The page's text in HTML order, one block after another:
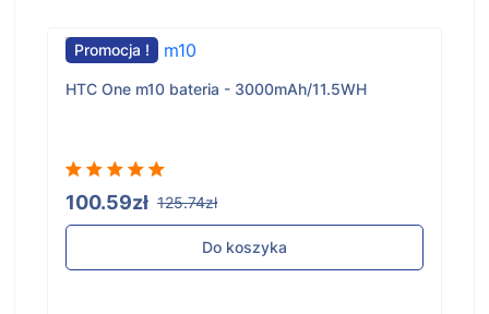
Promocja !
HTC One m10 bateria - 3000mAh/11.5WH
100.59zł 125.74zł
Do koszyka